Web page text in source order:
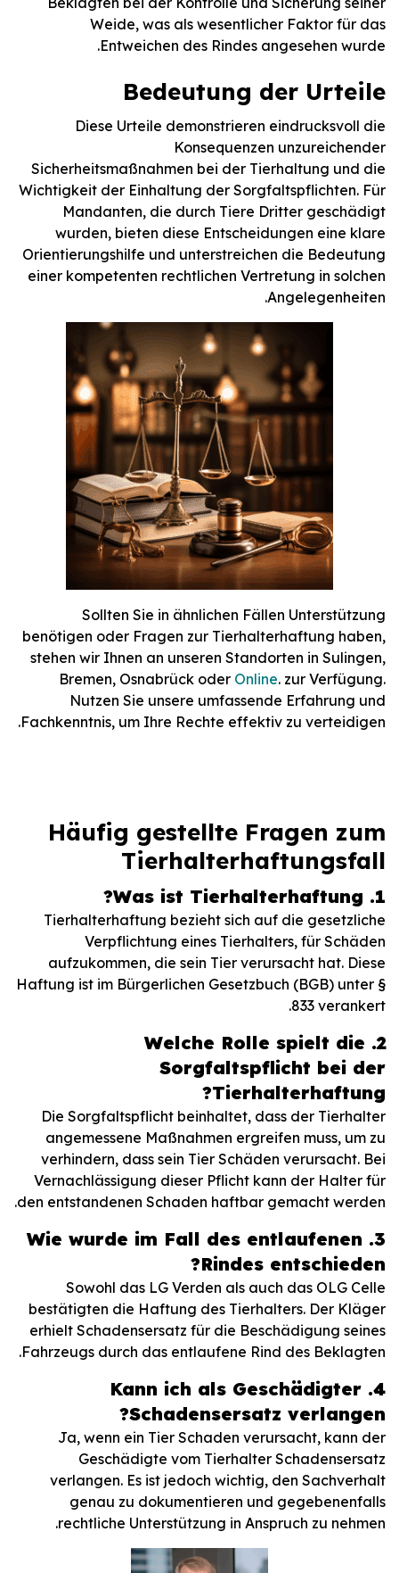
Weide, was als wesentlicher Faktor für das
Entweichen des Rindes angesehen wurde.
Bedeutung der Urteile
Diese Urteile demonstrieren eindrucksvoll die
Konsequenzen unzureichender
Sicherheitsmaßnahmen bei der Tierhaltung und die
Wichtigkeit der Einhaltung der Sorgfaltspflichten. Für
Mandanten, die durch Tiere Dritter geschädigt
wurden, bieten diese Entscheidungen eine klare
Orientierungshilfe und unterstreichen die Bedeutung
einer kompetenten rechtlichen Vertretung in solchen
Angelegenheiten.
Sollten Sie in ähnlichen Fällen Unterstützung
benötigen oder Fragen zur Tierhalterhaftung haben,
stehen wir Ihnen an unseren Standorten in Sulingen,
Bremen, Osnabrück oder Online. zur Verfügung.
Nutzen Sie unsere umfassende Erfahrung und
Fachkenntnis, um Ihre Rechte effektiv zu verteidigen.
Häufig gestellte Fragen zum
Tierhalterhaftungsfall
1. Was ist Tierhalterhaftung?
Tierhalterhaftung bezieht sich auf die gesetzliche
Verpflichtung eines Tierhalters, für Schäden
aufzukommen, die sein Tier verursacht hat. Diese
Haftung ist im Bürgerlichen Gesetzbuch (BGB) unter §
833 verankert.
2. Welche Rolle spielt die
Sorgfaltspflicht bei der
Tierhalterhaftung?
Die Sorgfaltspflicht beinhaltet, dass der Tierhalter
angemessene Maßnahmen ergreifen muss, um zu
verhindern, dass sein Tier Schäden verursacht. Bei
Vernachlässigung dieser Pflicht kann der Halter für
den entstandenen Schaden haftbar gemacht werden.
3. Wie wurde im Fall des entlaufenen
Rindes entschieden?
Sowohl das LG Verden als auch das OLG Celle
bestätigten die Haftung des Tierhalters. Der Kläger
erhielt Schadensersatz für die Beschädigung seines
Fahrzeugs durch das entlaufene Rind des Beklagten.
4. Kann ich als Geschädigter
Schadensersatz verlangen?
Ja, wenn ein Tier Schaden verursacht, kann der
Geschädigte vom Tierhalter Schadensersatz
verlangen. Es ist jedoch wichtig, den Sachverhalt
genau zu dokumentieren und gegebenenfalls
rechtliche Unterstützung in Anspruch zu nehmen.